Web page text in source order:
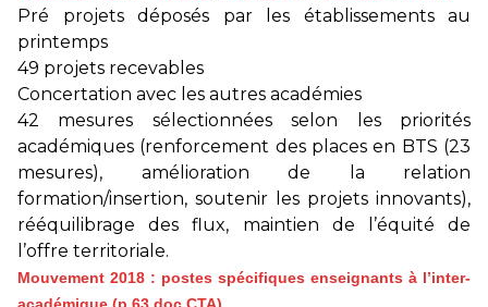
Pré projets déposés par les établissements au
printemps
49 projets recevables
Concertation avec les autres académies
42 mesures sélectionnées selon les priorités
académiques (renforcement des places en BTS (23
mesures), amélioration de la relation
formation/insertion, soutenir les projets innovants),
rééquilibrage des flux, maintien de l’équité de
l’offre territoriale.
Mouvement 2018 : postes spécifiques enseignants à l’inter-